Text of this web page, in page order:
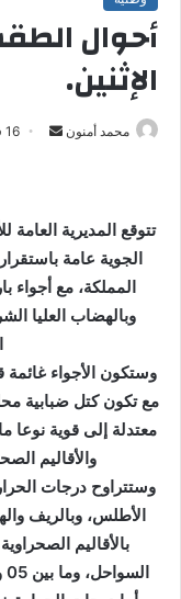
أحوال
الإثنين.
محمد أمنون
ب
ر
ي
د
ل
ر
و
ن
ي
ا
16 فبراير 2026
تتوقع المديرية العامة
الجوية عامة
المملكة، مع أجواء
وبالهضاب العليا
وستكون الأجواء غائمة
مع تكون كتل ضبابية
معتدلة إلى قوية نوعا
والأقاليم
بالأقاليم
السواحل، وما بين 05 و10 درجات في ما تبقى من ربوع المملكة.